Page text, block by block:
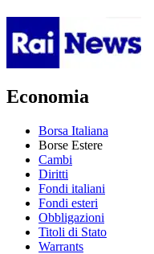
Economia
Borsa Italiana
Borse Estere
Cambi
Diritti
Fondi italiani
Fondi esteri
Obbligazioni
Titoli di Stato
Warrants